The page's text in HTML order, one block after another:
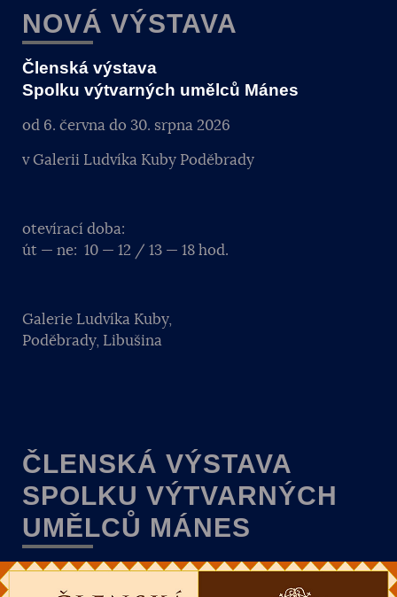
NOVÁ VÝSTAVA
Členská výstava
Spolku výtvarných umělců Mánes
od 6. června do 30. srpna 2026
v Galerii Ludvíka Kuby Poděbrady
otevírací doba:
út — ne: 10 — 12 / 13 — 18 hod.
Galerie Ludvíka Kuby,
Poděbrady, Libušina
ČLENSKÁ VÝSTAVA
SPOLKU VÝTVARNÝCH
UMĚLCŮ MÁNES